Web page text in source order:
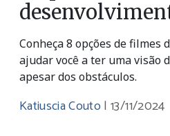
Conheça 8 opções de filmes
ajudar você a ter uma visão
apesar dos obstáculos.
Katiuscia Couto |13/11/2024